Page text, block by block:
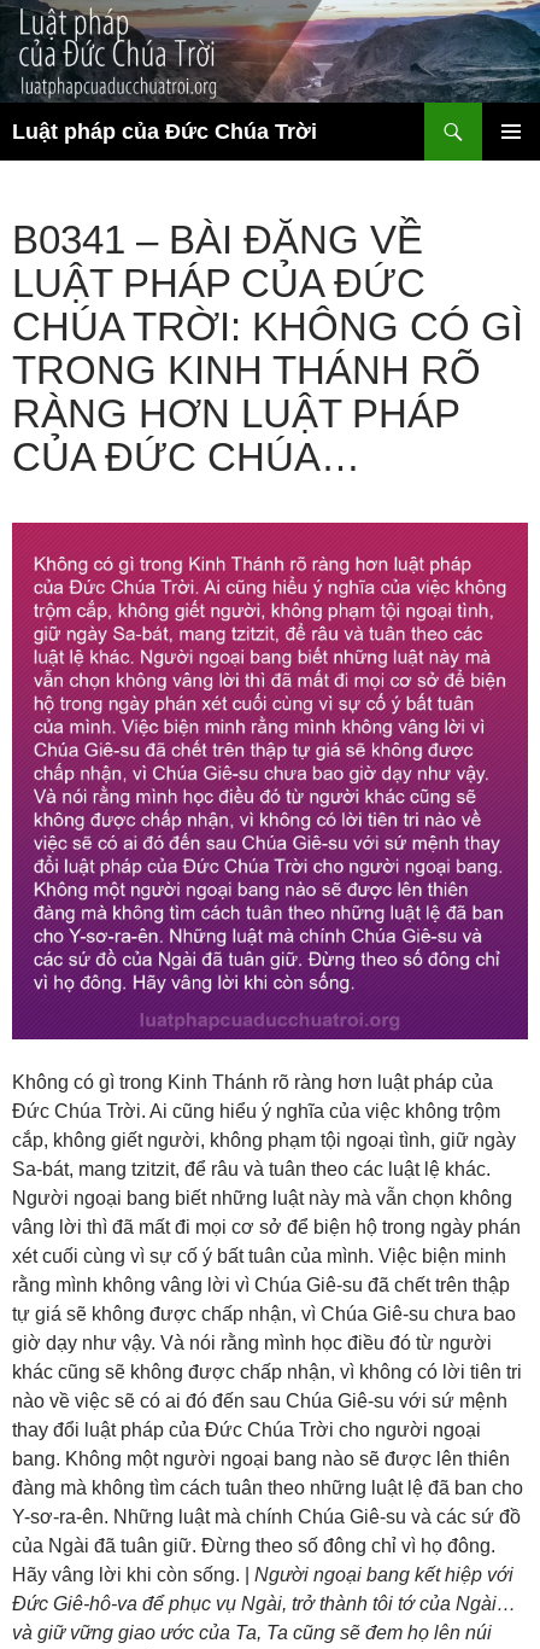
Chuyển
đến
nội
dung
Luật pháp của Đức Chúa Trời
kiếm
B0341 – BÀI ĐĂNG VỀ
LUẬT PHÁP CỦA ĐỨC
CHÚA TRỜI: KHÔNG CÓ GÌ
TRONG KINH THÁNH RÕ
RÀNG HƠN LUẬT PHÁP
CỦA ĐỨC CHÚA…
Không có gì trong Kinh Thánh rõ ràng hơn luật pháp của
Đức Chúa Trời. Ai cũng hiểu ý nghĩa của việc không trộm
cắp, không giết người, không phạm tội ngoại tình, giữ ngày
Sa-bát, mang tzitzit, để râu và tuân theo các luật lệ khác.
Người ngoại bang biết những luật này mà vẫn chọn không
vâng lời thì đã mất đi mọi cơ sở để biện hộ trong ngày phán
xét cuối cùng vì sự cố ý bất tuân của mình. Việc biện minh
rằng mình không vâng lời vì Chúa Giê-su đã chết trên thập
tự giá sẽ không được chấp nhận, vì Chúa Giê-su chưa bao
giờ dạy như vậy. Và nói rằng mình học điều đó từ người
khác cũng sẽ không được chấp nhận, vì không có lời tiên tri
nào về việc sẽ có ai đó đến sau Chúa Giê-su với sứ mệnh
thay đổi luật pháp của Đức Chúa Trời cho người ngoại
bang. Không một người ngoại bang nào sẽ được lên thiên
đàng mà không tìm cách tuân theo những luật lệ đã ban cho
Y-sơ-ra-ên. Những luật mà chính Chúa Giê-su và các sứ đồ
của Ngài đã tuân giữ. Đừng theo số đông chỉ vì họ đông.
Hãy vâng lời khi còn sống. | Người ngoại bang kết hiệp với
Đức Giê-hô-va để phục vụ Ngài, trở thành tôi tớ của Ngài…
và giữ vững giao ước của Ta, Ta cũng sẽ đem họ lên núi